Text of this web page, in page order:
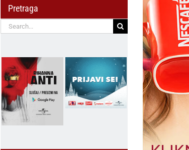
Pretraga
Search
for: